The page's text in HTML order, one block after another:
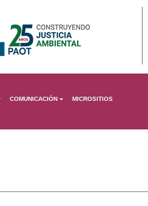
COMUNICACIÓN MICROSITIOS